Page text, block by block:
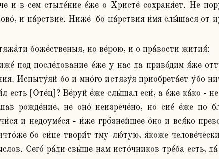
и в сем стыде́ние е́же о Христе́ сохраня́ет. Не
и ца́рствие. Ниже́  бо ца́рствия и́мя слы́шася от
боже́ственыя, но ве́рою, и о пра́вости жития́:
Испыту́яй бо и мно́го истязу́я приобрета́ет у́бо
есть [Оте́ц]? Ве́руй е́же слы́шал еси́, а е́же ка́ко -
рожде́ние, не оно́ неизрече́но, но сие́ е́же по
и недоуме́ся - и́же гро́знейшее о́но и вся́ко
бо си́це твори́т тму лю́тую, я́коже
Сего́ ра́ди свы́ше нам исто́чников тре́ба есть,